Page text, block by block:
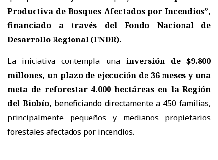
Productiva de Bosques Afectados por Incendios”,
financiado a través del Fondo Nacional de
Desarrollo Regional (FNDR).
La iniciativa contempla una inversión de $9.800
millones, un plazo de ejecución de 36 meses y una
meta de reforestar 4.000 hectáreas en la Región
del Biobío, beneficiando directamente a 450 familias,
principalmente pequeños y medianos propietarios
forestales afectados por incendios.